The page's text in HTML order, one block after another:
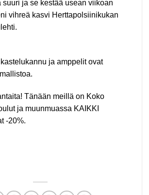
suuri ja se kestää usean viikoan
vihreä kasvi Herttapolsiinikukan
ja amppelit ovat
Tänään meillä on Koko
ja muunmuassa KAIKKI
-20%.